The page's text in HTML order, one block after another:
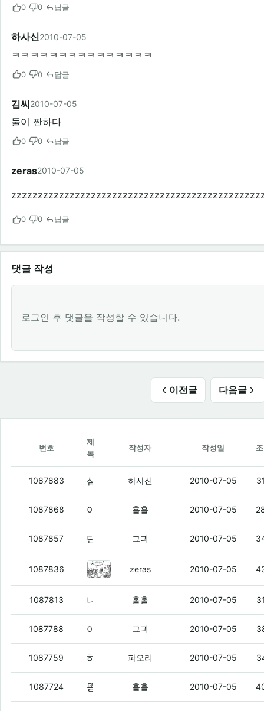
0 0 답글
하사신2010-07-05
ㅋㅋㅋㅋㅋㅋㅋㅋㅋㅋㅋㅋㅋㅋㅋ
0 0 답글
김씨2010-07-05
둘이 짠하다
0 0 답글
zeras2010-07-05
0 0 답글
댓글 작성
로그인 후 댓글을 작성할 수 있습니다.
이전글 다음글
번호
제
목
작성자 작성일
1087883 (3)
하사신 2010-07-05
1087868 (3)
홀홀 2010-07-05
1087857 (1)
그긔 2010-07-05
1087836 돈좀벌고싶다의 현심정.gif(5)
zeras 2010-07-05
1087813 홀홀 2010-07-05
1087788 그긔 2010-07-05
1087759 (5)파오리 2010-07-05
1087724 홀홀 2010-07-05